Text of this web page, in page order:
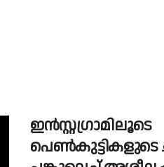
ഇൻസ്റ്റ​ഗ്രാമിലൂടെ
പെൺകുട്ടികളുടെ